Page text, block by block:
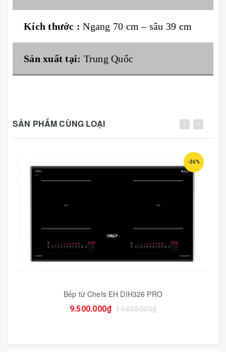
Kích thước :Ngang 70 cm – sâu 39 cm
Sản xuất tại: Trung Quốc
SẢN PHẨM CÙNG LOẠI
-36%
Bếp từ Chefs EH DIH326 PRO
9.500.000₫ 14.800.000₫